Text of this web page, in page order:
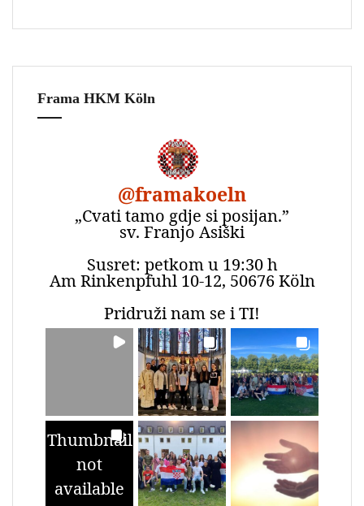
Frama HKM Köln
@framakoeln
„Cvati tamo gdje si posijan.”
sv. Franjo Asiški
Susret: petkom u 19:30 h
Am Rinkenpfuhl 10-12, 50676 Köln
Pridruži nam se i TI!
Thumbnail
not
available